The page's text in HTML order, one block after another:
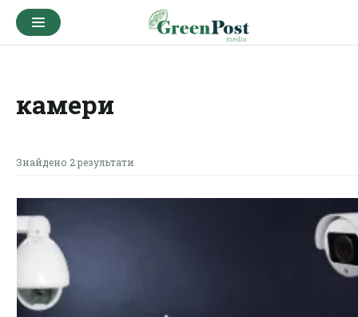
камери
Знайдено 2 результати